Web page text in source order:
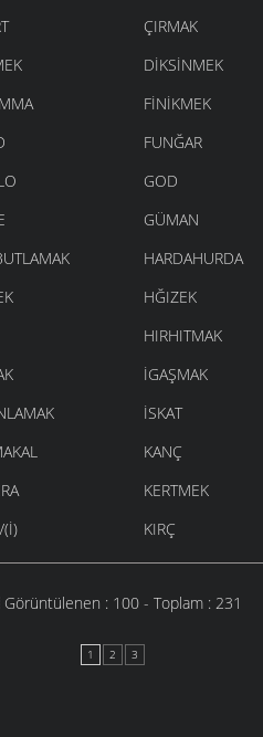
ÇIRMAK
DIKSINMEK
FINIKMEK
FUNĞAR
GOD
GÜMAN
HARDAHURDA
HĞIZEK
HIRHITMAK
İGAŞMAK
İSKAT
KANÇ
KERTMEK
KIRÇ
Görüntülenen : 100 - Toplam : 231
1 2 3